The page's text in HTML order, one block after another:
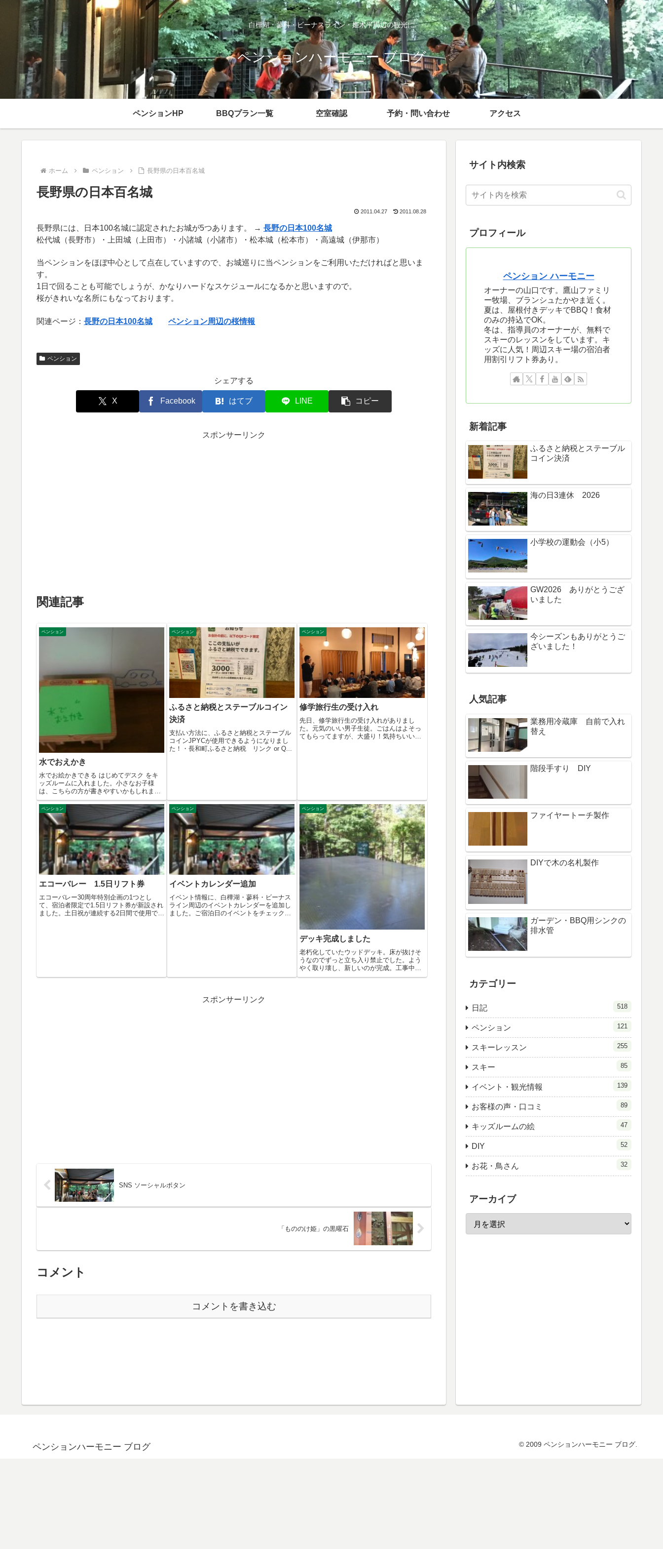
白樺湖・蓼科・ビーナスライン・姫木平周辺の観光に
ペンションハーモニー ブログ
ペンションHP BBQプラン一覧 空室確認 予約・問い合わせ アクセス
ホーム ペンション 長野県の日本百名城
長野県の日本百名城
2011.04.27 2011.08.28
長野県には、日本100名城に認定されたお城が5つあります。 → 長野の日本100名城
松代城（長野市）・上田城（上田市）・小諸城（小諸市）・松本城（松本市）・高遠城（伊那市）
当ペンションをほぼ中心として点在していますので、お城巡りに当ペンションをご利用いただければと思いま
す。
1日で回ることも可能でしょうが、かなりハードなスケジュールになるかと思いますので。
桜がきれいな名所にもなっております。
関連ページ： 長野の日本100名城 ペンション周辺の桜情報
ペンション
シェアする
X Facebook はてブ LINE コピー
スポンサーリンク
関連記事
ペンション
水でおえかき
水でお絵かきできる はじめてデスク をキ
ッズルームに入れました。小さなお子様
は、こちらの方が書きやすいかもしれませ
ん。消...
ペンション
ふるさと納税とステーブルコイン
決済
支払い方法に、ふるさと納税とステーブル
コインJPYCが使用できるようになりまし
た！・長和町ふるさと納税 リンク or Q...
ペンション
修学旅行生の受け入れ
先日、修学旅行生の受け入れがありまし
た。元気のいい男子生徒。ごはんはよそっ
てもらってますが、大盛り！気持ちいい食
ペンション
エコーバレー 1.5日リフト券
エコーバレー30周年特別企画の1つとし
て、宿泊者限定で1.5日リフト券が新設され
ました。土日祝が連続する2日間で使用で
ペンション
イベントカレンダー追加
イベント情報に、白樺湖・蓼科・ビーナス
ライン周辺のイベントカレンダーを追加し
ました。ご宿泊日のイベントをチェックす
ペンション
デッキ完成しました
老朽化していたウッドデッキ。床が抜けそ
うなのでずっと立ち入り禁止でした。よう
やく取り壊し、新しいのが完成。工事中は
ご迷惑...
スポンサーリンク
SNS ソーシャルボタン
「もののけ姫」の黒曜石
コメント
コメントを書き込む
サイト内検索
プロフィール
ペンション ハーモニー
オーナーの山口です。鷹山ファミリ
ー牧場、ブランシュたかやま近く。
夏は、屋根付きデッキでBBQ！食材
のみの持込でOK。
冬は、指導員のオーナーが、無料で
スキーのレッスンをしています。キ
ッズに人気！周辺スキー場の宿泊者
用割引リフト券あり。
新着記事
ふるさと納税とステーブル
コイン決済
海の日3連休 2026
小学校の運動会（小5）
GW2026 ありがとうござ
いました
今シーズンもありがとうご
ざいました！
人気記事
業務用冷蔵庫 自前で入れ
替え
階段手すり DIY
ファイヤートーチ製作
DIYで木の名札製作
ガーデン・BBQ用シンクの
排水管
カテゴリー
日記 518
ペンション 121
スキーレッスン 255
スキー 85
イベント・観光情報 139
お客様の声・口コミ 89
キッズルームの絵 47
DIY 52
お花・鳥さん 32
アーカイブ
ペンションハーモニー ブログ © 2009 ペンションハーモニー ブログ.